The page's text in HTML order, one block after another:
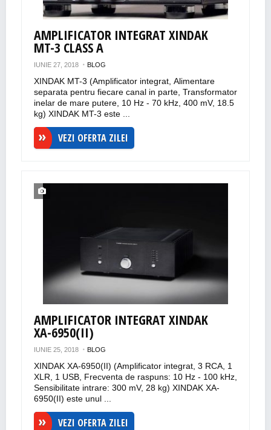
AMPLIFICATOR INTEGRAT XINDAK
MT-3 CLASS A
IUNIE 27, 2018 BLOG
XINDAK MT-3 (Amplificator integrat, Alimentare
separata pentru fiecare canal in parte, Transformator
inelar de mare putere, 10 Hz - 70 kHz, 400 mV, 18.5
kg) XINDAK MT-3 este ...
VEZI OFERTA ZILEI
AMPLIFICATOR INTEGRAT XINDAK
XA-6950(II)
IUNIE 25, 2018 BLOG
XINDAK XA-6950(II) (Amplificator integrat, 3 RCA, 1
XLR, 1 USB, Frecventa de raspuns: 10 Hz - 100 kHz,
Sensibilitate intrare: 300 mV, 28 kg) XINDAK XA-
6950(II) este unul ...
VEZI OFERTA ZILEI